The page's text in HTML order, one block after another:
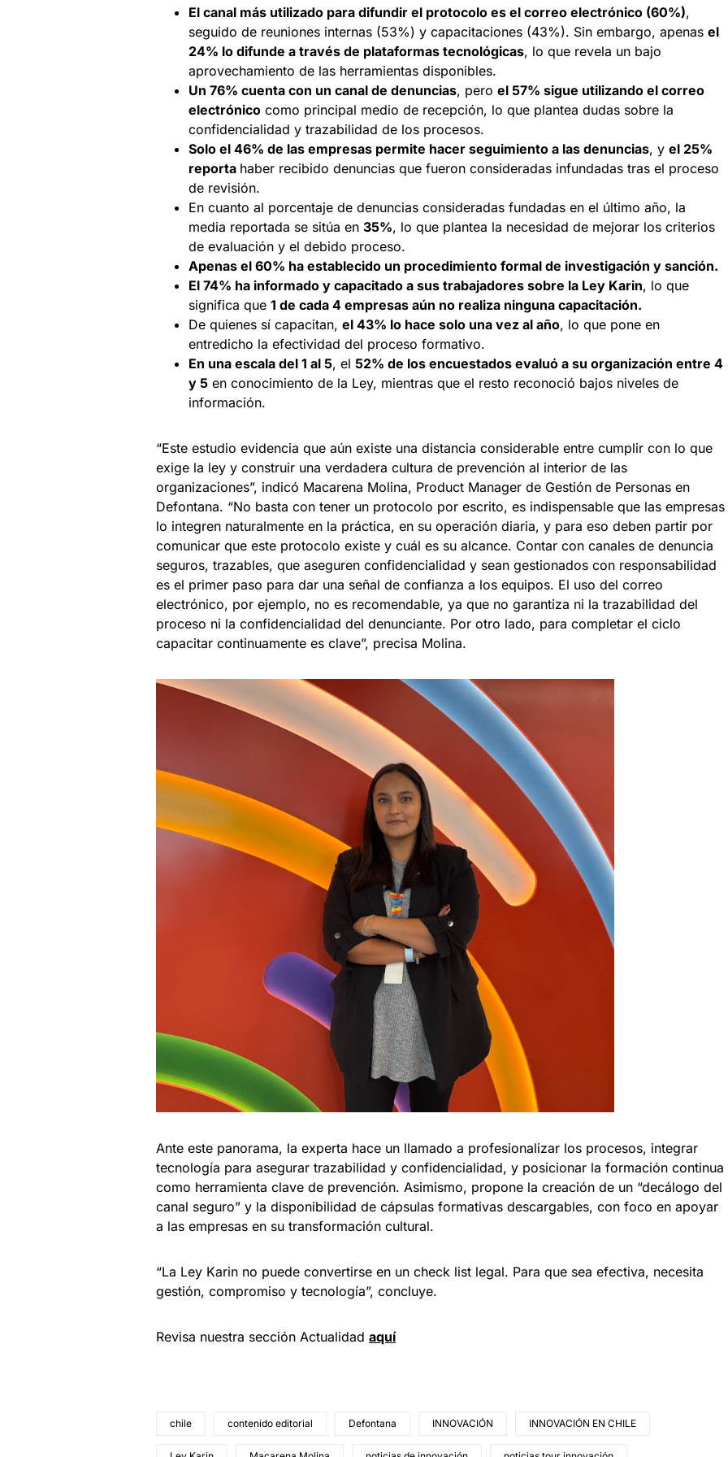
El canal más utilizado para difundir el protocolo es el correo electrónico (60%),
seguido de reuniones internas (53%) y capacitaciones (43%). Sin embargo, apenas el
24% lo difunde a través de plataformas tecnológicas, lo que revela un bajo
aprovechamiento de las herramientas disponibles.
Un 76% cuenta con un canal de denuncias, pero el 57% sigue utilizando el correo
electrónico como principal medio de recepción, lo que plantea dudas sobre la
confidencialidad y trazabilidad de los procesos.
Solo el 46% de las empresas permite hacer seguimiento a las denuncias, y el 25%
reporta haber recibido denuncias que fueron consideradas infundadas tras el proceso
de revisión.
En cuanto al porcentaje de denuncias consideradas fundadas en el último año, la
media reportada se sitúa en 35%, lo que plantea la necesidad de mejorar los criterios
de evaluación y el debido proceso.
Apenas el 60% ha establecido un procedimiento formal de investigación y sanción.
El 74% ha informado y capacitado a sus trabajadores sobre la Ley Karin, lo que
significa que 1 de cada 4 empresas aún no realiza ninguna capacitación.
De quienes sí capacitan, el 43% lo hace solo una vez al año, lo que pone en
entredicho la efectividad del proceso formativo.
En una escala del 1 al 5, el 52% de los encuestados evaluó a su organización entre 4
y 5 en conocimiento de la Ley, mientras que el resto reconoció bajos niveles de
información.
“Este estudio evidencia que aún existe una distancia considerable entre cumplir con lo que
exige la ley y construir una verdadera cultura de prevención al interior de las
organizaciones”, indicó Macarena Molina, Product Manager de Gestión de Personas en
Defontana. “No basta con tener un protocolo por escrito, es indispensable que las empresas
lo integren naturalmente en la práctica, en su operación diaria, y para eso deben partir por
comunicar que este protocolo existe y cuál es su alcance. Contar con canales de denuncia
seguros, trazables, que aseguren confidencialidad y sean gestionados con responsabilidad
es el primer paso para dar una señal de confianza a los equipos. El uso del correo
electrónico, por ejemplo, no es recomendable, ya que no garantiza ni la trazabilidad del
proceso ni la confidencialidad del denunciante. Por otro lado, para completar el ciclo
capacitar continuamente es clave”, precisa Molina.
Ante este panorama, la experta hace un llamado a profesionalizar los procesos, integrar
tecnología para asegurar trazabilidad y confidencialidad, y posicionar la formación continua
como herramienta clave de prevención. Asimismo, propone la creación de un “decálogo del
canal seguro” y la disponibilidad de cápsulas formativas descargables, con foco en apoyar
a las empresas en su transformación cultural.
“La Ley Karin no puede convertirse en un check list legal. Para que sea efectiva, necesita
gestión, compromiso y tecnología”, concluye.
Revisa nuestra sección Actualidad aquí
chile contenido editorial Defontana INNOVACIÓN INNOVACIÓN EN CHILE